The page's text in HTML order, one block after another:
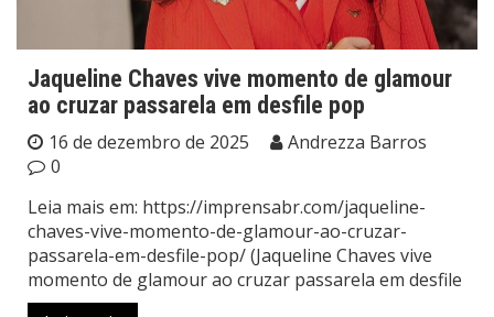
Jaqueline Chaves vive momento de glamour
ao cruzar passarela em desfile pop
16 de dezembro de 2025
Andrezza Barros
0
Leia mais em: https://imprensabr.com/jaqueline-
chaves-vive-momento-de-glamour-ao-cruzar-
passarela-em-desfile-pop/ (Jaqueline Chaves vive
momento de glamour ao cruzar passarela em desfile